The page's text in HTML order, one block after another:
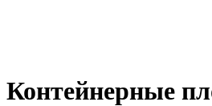
Контейнерные